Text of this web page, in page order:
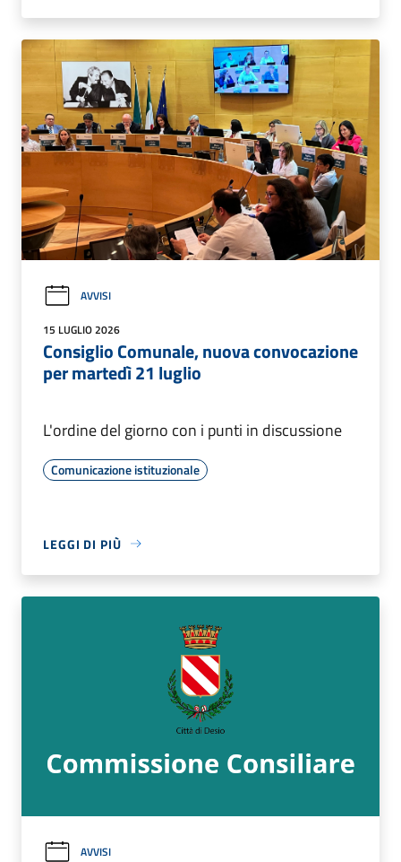
AVVISI
15 LUGLIO 2026
Consiglio Comunale, nuova convocazione
per martedì 21 luglio
L'ordine del giorno con i punti in discussione
Comunicazione istituzionale
LEGGI DI PIÙ
AVVISI